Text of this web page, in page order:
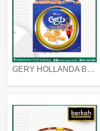
GERY HOLLANDA BUTTER COOKIES 450 GRAM